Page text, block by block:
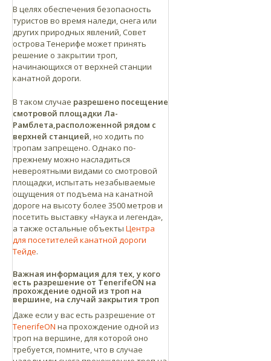
В целях обеспечения безопасность
туристов во время наледи, снега или
других природных явлений, Совет
острова Тенерифе может принять
решение о закрытии троп,
начинающихся от верхней станции
канатной дороги.
В таком случае разрешено посещение
смотровой площадки Ла-
Рамблета,расположенной рядом с
верхней станцией, но ходить по
тропам запрещено. Однако по-
прежнему можно насладиться
невероятными видами со смотровой
площадки, испытать незабываемые
ощущения от подъема на канатной
дороге на высоту более 3500 метров и
посетить выставку «Наука и легенда»,
а также остальные объекты Центра
для посетителей канатной дороги
Тейде.
Важная информация для тех, у кого
есть разрешение от TenerifeON на
прохождение одной из троп на
вершине, на случай закрытия троп
Даже если у вас есть разрешение от
TenerifeON на прохождение одной из
троп на вершине, для которой оно
требуется, помните, что в случае